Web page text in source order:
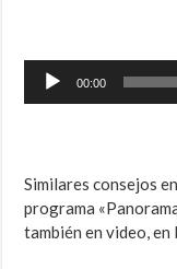
Reproductor
00:00
Similares consejos
programa
también en video, en